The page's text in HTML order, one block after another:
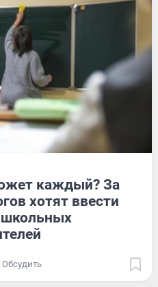
каждый? За
хотят ввести
Обсудить